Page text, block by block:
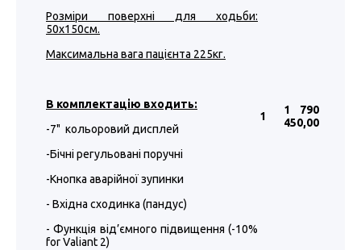
Розміри поверхні для ходьби:
50х150см.
Максимальна вага пацієнта 225кг.
В комплектацію входить:
-7" кольоровий дисплей
-Бічні регульовані поручні
-Кнопка аварійної зупинки
- Вхідна сходинка (пандус)
- Функція від’ємного підвищення (-10%
for Valiant 2)
1
1 790
450,00